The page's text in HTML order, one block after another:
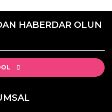
HABERDAR OLUN